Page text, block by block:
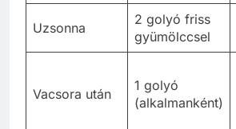
Uzsonna
2 golyó friss
gyümölccsel
Vacsora után
1 golyó
(alkalmanként)